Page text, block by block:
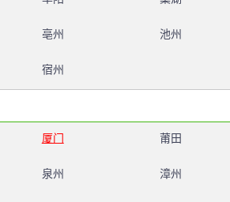
亳州 池州
宿州
厦门 莆田
泉州 漳州